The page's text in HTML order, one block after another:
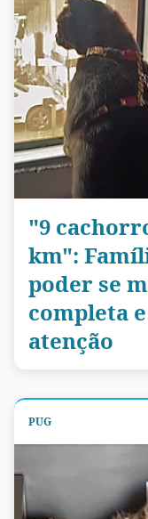
"9
km":
poder se
completa
atenção
PUG